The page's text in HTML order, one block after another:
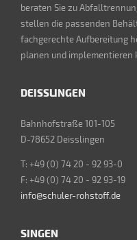
beraten Sie zu
stellen die passenden
fachgerechte Aufbereitung
planen und implementieren
DEISSLINGEN
Bahnhofstraße 101-105
D-78652 Deisslingen
T: +49 (0) 74 20 - 92 93-0
F: +49 (0) 74 20 - 92 93-19
info@schuler-rohstoff.de
SINGEN